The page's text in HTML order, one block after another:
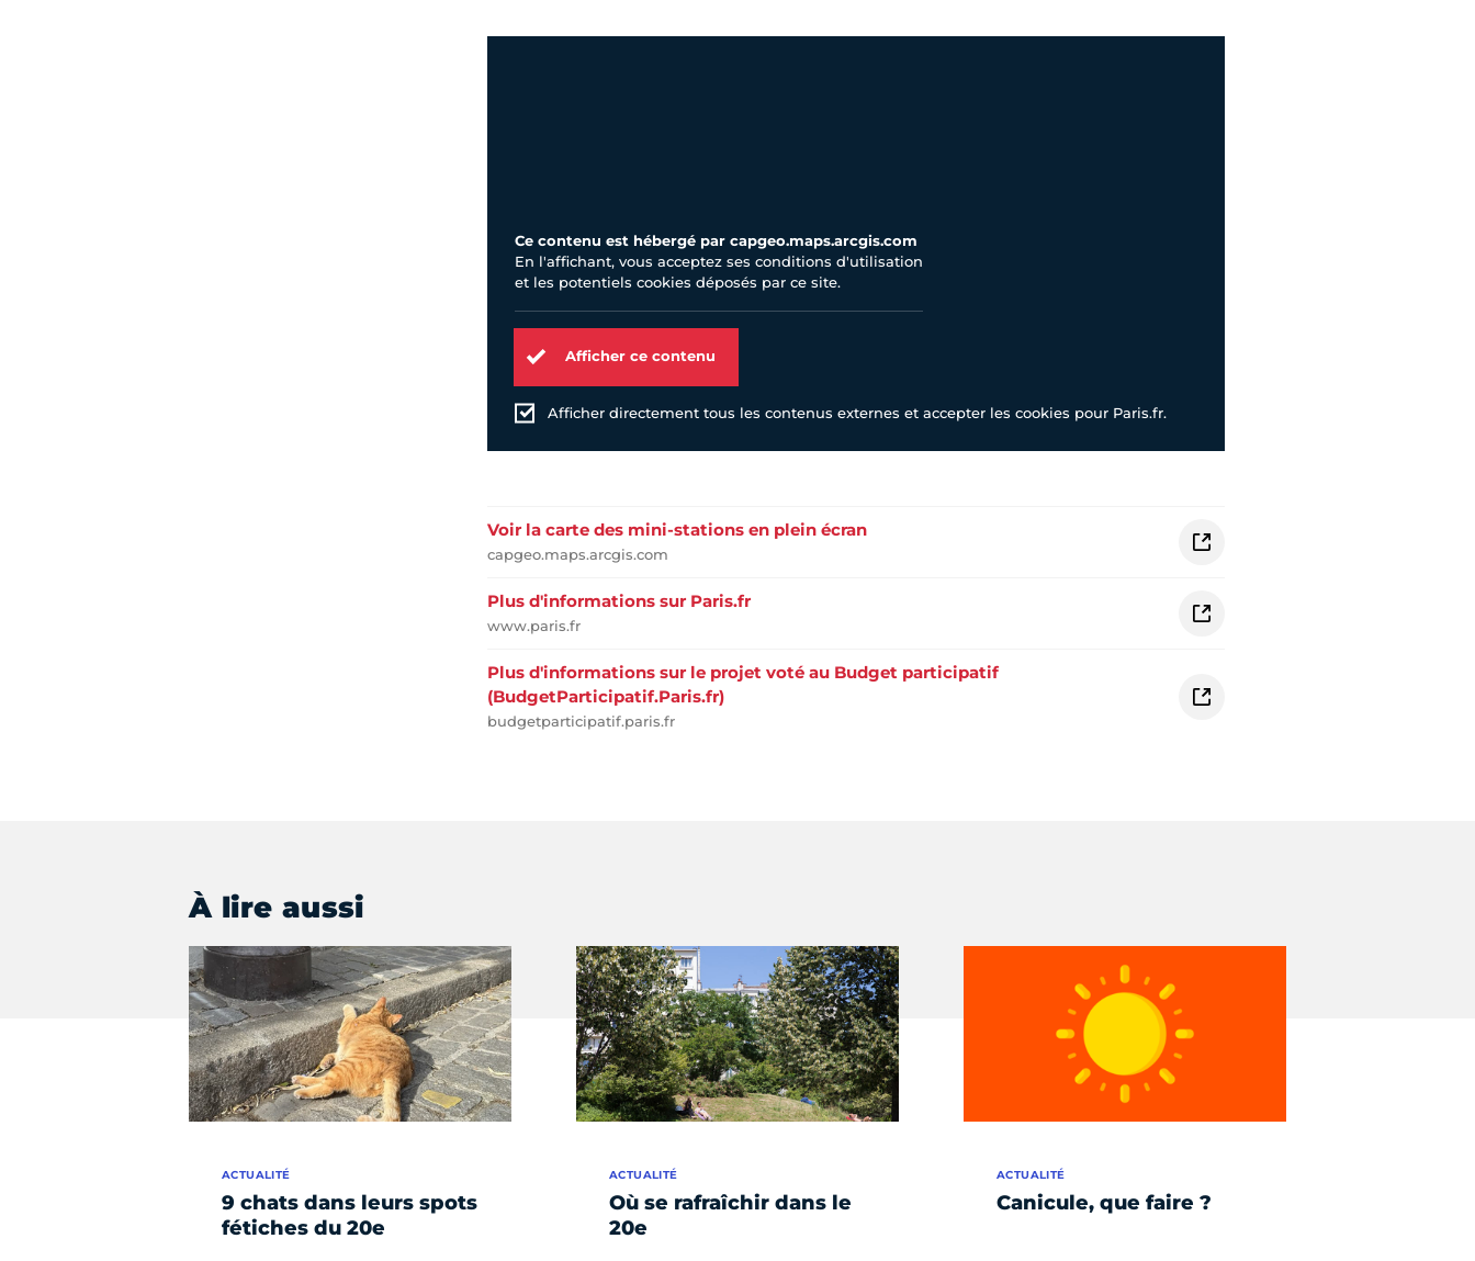
Ce contenu est hébergé par capgeo.maps.arcgis.com
En l'affichant, vous acceptez ses conditions d'utilisation
et les potentiels cookies déposés par ce site.
Afficher ce contenu
Afficher directement tous les contenus externes et accepter les cookies pour Paris.fr.
Voir la carte des mini-stations en plein écran
capgeo.maps.arcgis.com
Plus d'informations sur Paris.fr
www.paris.fr
Plus d'informations sur le projet voté au Budget participatif
(BudgetParticipatif.Paris.fr)
budgetparticipatif.paris.fr
À lire aussi
9 chats dans leurs spots
fétiches du 20e
ACTUALITÉ
Où se rafraîchir dans le
20e
ACTUALITÉ
Canicule, que faire ?
ACTUALITÉ